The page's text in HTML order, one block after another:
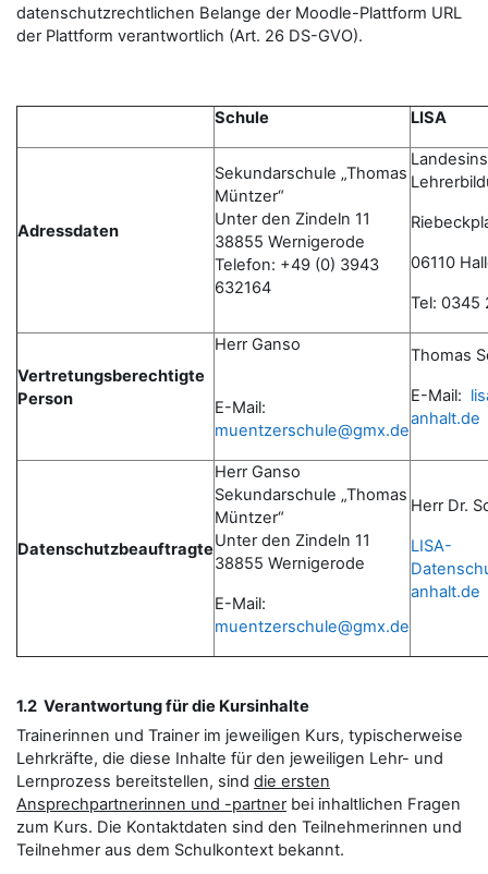
datenschutzrechtlichen Belange der Moodle-Plattform URL
der Plattform verantwortlich (Art. 26 DS-GVO).
Schule LISA
Adressdaten
Sekundarschule „Thomas
Müntzer“
Unter den Zindeln 11
38855 Wernigerode
Telefon: +49 (0) 3943
632164
06110
Tel: 0345
Vertretungsberechtigte
Person
Herr Ganso
E-Mail:
muentzerschule@gmx.de
Thomas
E-Mail:
anhalt.de
Datenschutzbeauftragte
Herr Ganso
Sekundarschule „Thomas
Müntzer“
Unter den Zindeln 11
38855 Wernigerode
E-Mail:
muentzerschule@gmx.de
Herr Dr.
LISA-
anhalt.de
1.2 Verantwortung für die Kursinhalte
Trainerinnen und Trainer im jeweiligen Kurs, typischerweise
Lehrkräfte, die diese Inhalte für den jeweiligen Lehr- und
Lernprozess bereitstellen, sind die ersten
Ansprechpartnerinnen und -partnerbei inhaltlichen Fragen
zum Kurs. Die Kontaktdaten sind den Teilnehmerinnen und
Teilnehmer aus dem Schulkontext bekannt.